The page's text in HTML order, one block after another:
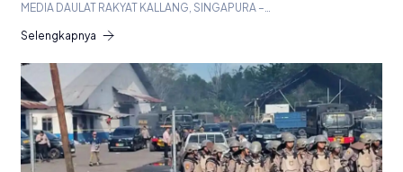
MEDIA DAULAT RAKYAT KALLANG, SINGAPURA –…
Selengkapnya